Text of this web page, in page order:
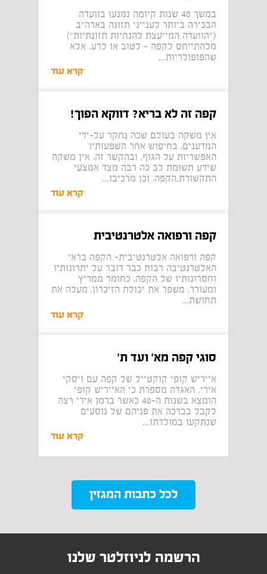
​​במשך 40 שנות קיומה נמנעו בוועדה
הבכירה ביותר לענייני תזונה בארה"ב
("הוועדה המייעצת להנחיות תזונתיות")
מלהתייחס לקפה - לטוב או לרע. אלא
שהפופולריות...
קרא עוד
קפה זה לא בריא? דווקא הפוך!
אין משקה בעולם שכה נחקר על-ידי
המדענים, בחיפוש אחר השפעותיו
האפשריות על הגוף, ובהקשר זה, אין משקה
שידע תשומת לב כה רבה מצד אמצעי
התקשורת.הקפה, וכן מרכיבו...
קרא עוד
קפה ורפואה אלטרנטיבית
קפה ורפואה אלטרנטיבית- הקפה בראי
האלטרנטיבה רבות כבר דובר על יתרונותיו
וחסרונותיו של הקפה, כחומר ממריץ
ומעורר, משפר את יכולת הזיכרון, מעלה את
תחושת...
קרא עוד
סוגי קפה מא' ועד ת'
אייריש קופי קוקטייל של קפה עם ויסקי
אירי. האגדה מספרת כי האייריש קופי
הומצא בשנות ה-40 כאשר ברמן אירי רצה
לקבל בברכה את פניהם של נוסעים
שנתקעו במולדתו...
קרא עוד
לכל כתבות המגזין
הרשמה לניוזלטר שלנו